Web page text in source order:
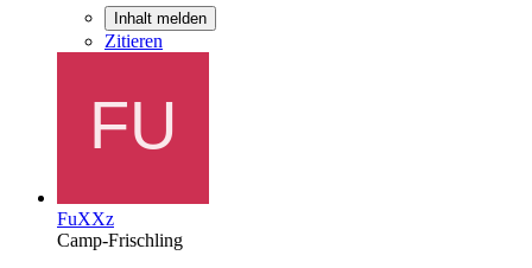
Inhalt melden
Zitieren
FuXXz
Camp-Frischling